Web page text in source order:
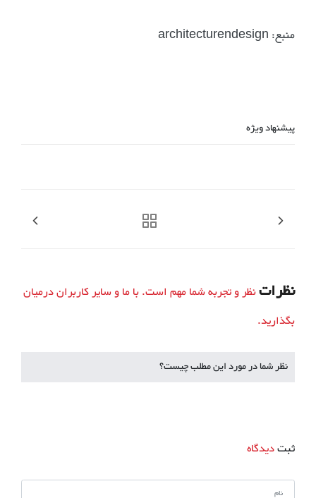
منبع: architecturendesign
پیشنهاد ویژه
نظراتنظر و تجربه شما مهم است. با ما و سایر کاربران درمیان
بگذارید.
نظر شما در مورد این مطلب چیست؟
ثبتدیدگاه